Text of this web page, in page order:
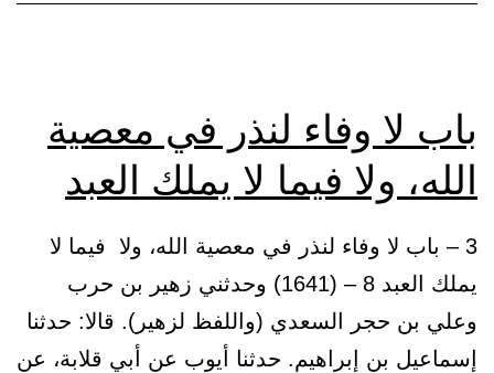
باب لا وفاء لنذر في معصية
الله، ولا فيما لا يملك العبد
3 – باب لا وفاء لنذر في معصية الله، ولا فيما لا
يملك العبد 8 – (1641) وحدثني زهير بن حرب
وعلي بن حجر السعدي (واللفظ لزهير). قالا: حدثنا
إسماعيل بن إبراهيم. حدثنا أيوب عن أبي قلابة، عن